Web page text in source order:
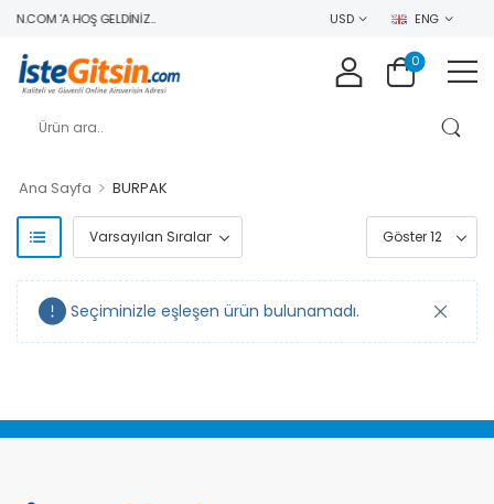
'A HOŞ GELDINIZ.. USD ENG
0
Ana Sayfa > BURPAK
Seçiminizle eşleşen ürün bulunamadı.